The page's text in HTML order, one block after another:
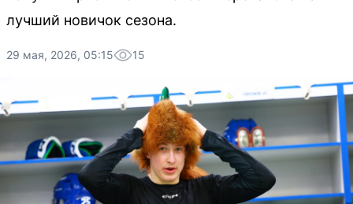
лучший новичок сезона.
29 мая, 2026, 05:15 15